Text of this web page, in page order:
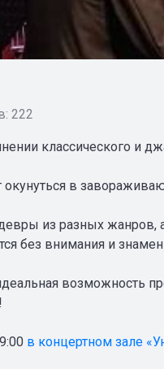
222
классического и
в
из разных
без внимания и
возможность
в концертном зале